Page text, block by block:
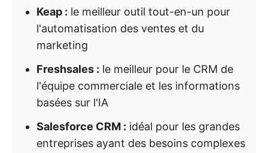
Keap : le meilleur outil tout-en-un pour
l'automatisation des ventes et du
marketing
Freshsales : le meilleur pour le CRM de
l'équipe commerciale et les informations
basées sur l'IA
Salesforce CRM : idéal pour les grandes
entreprises ayant des besoins complexes